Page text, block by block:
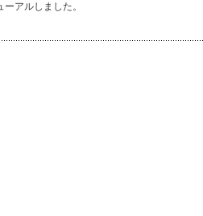
アルしました。